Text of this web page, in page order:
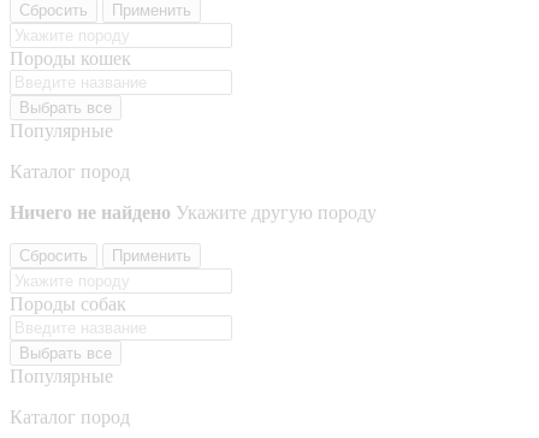
Сбросить Применить
Породы кошек
Выбрать все
Популярные
Каталог пород
Ничего не найдено Укажите другую породу
Сбросить Применить
Породы собак
Выбрать все
Популярные
Каталог пород